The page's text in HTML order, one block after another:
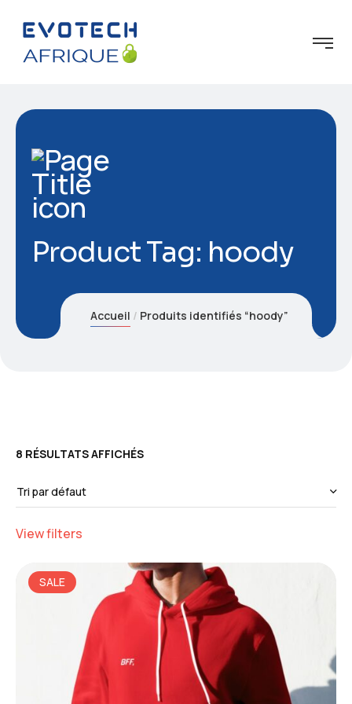
Product Tag: hoody
Accueil Produits identifiés “hoody”
8 RÉSULTATS AFFICHÉS
View filters
SALE